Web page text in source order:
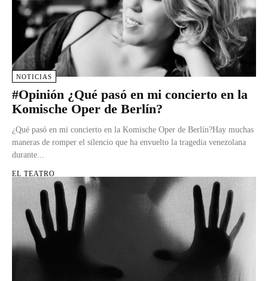
NOTICIAS
#Opinión ¿Qué pasó en mi concierto en la
Komische Oper de Berlín?
¿Qué pasó en mi concierto en la Komische Oper de Berlín?Hay muchas
maneras de romper el silencio que ha envuelto la tragedia venezolana
durante...
EL TEATRO